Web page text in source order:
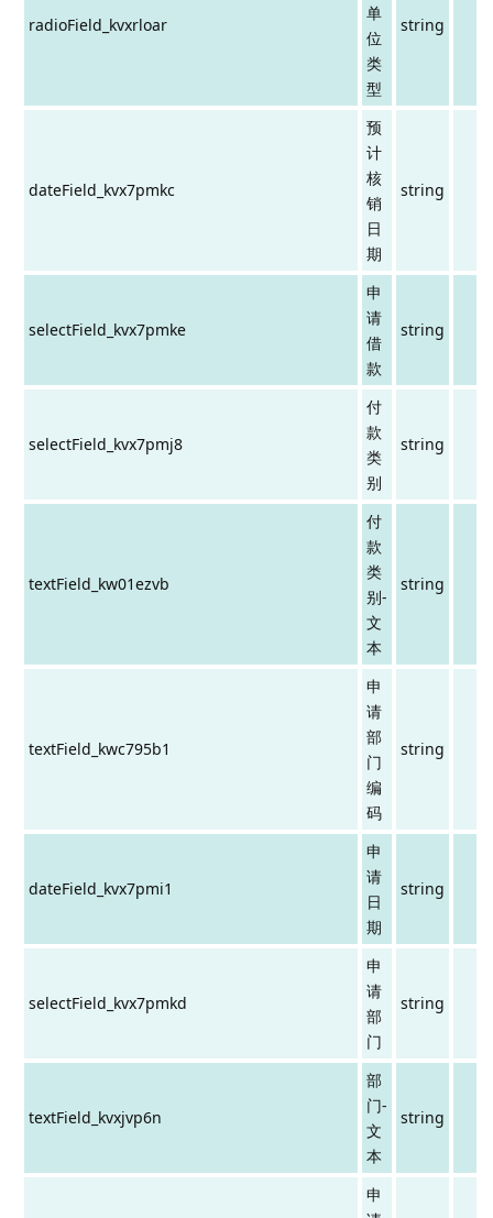
radioField_kvxrloar
单
位
类
型
string
dateField_kvx7pmkc
预
计
核
销
日
期
string
selectField_kvx7pmke
申
请
借
款
string
selectField_kvx7pmj8
付
款
类
别
string
textField_kw01ezvb
付
款
类
别-
文
本
string
textField_kwc795b1
申
请
部
门
编
码
string
dateField_kvx7pmi1
申
请
日
期
string
selectField_kvx7pmkd
申
请
部
门
string
textField_kvxjvp6n
部
门-
文
本
string
申